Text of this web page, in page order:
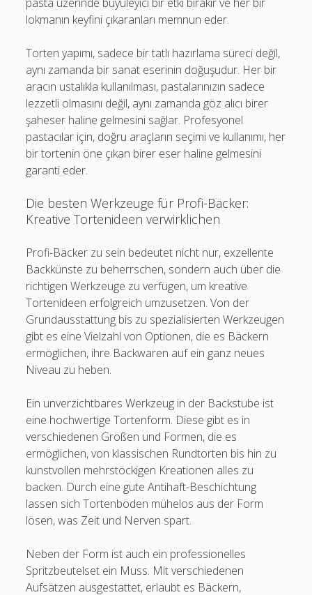
lokmanın keyfini çıkaranları memnun eder.
Torten yapımı, sadece bir tatlı hazırlama süreci değil,
aynı zamanda bir sanat eserinin doğuşudur. Her bir
aracın ustalıkla kullanılması, pastalarınızın sadece
lezzetli olmasını değil, aynı zamanda göz alıcı birer
şaheser haline gelmesini sağlar. Profesyonel
pastacılar için, doğru araçların seçimi ve kullanımı, her
bir tortenin öne çıkan birer eser haline gelmesini
garanti eder.
Die besten Werkzeuge für Profi-Bäcker:
Kreative Tortenideen verwirklichen
Profi-Bäcker zu sein bedeutet nicht nur, exzellente
Backkünste zu beherrschen, sondern auch über die
richtigen Werkzeuge zu verfügen, um kreative
Tortenideen erfolgreich umzusetzen. Von der
Grundausstattung bis zu spezialisierten Werkzeugen
gibt es eine Vielzahl von Optionen, die es Bäckern
ermöglichen, ihre Backwaren auf ein ganz neues
Niveau zu heben.
Ein unverzichtbares Werkzeug in der Backstube ist
eine hochwertige Tortenform. Diese gibt es in
verschiedenen Größen und Formen, die es
ermöglichen, von klassischen Rundtorten bis hin zu
kunstvollen mehrstöckigen Kreationen alles zu
backen. Durch eine gute Antihaft-Beschichtung
lassen sich Tortenböden mühelos aus der Form
lösen, was Zeit und Nerven spart.
Neben der Form ist auch ein professionelles
Spritzbeutelset ein Muss. Mit verschiedenen
Aufsätzen ausgestattet, erlaubt es Bäckern,